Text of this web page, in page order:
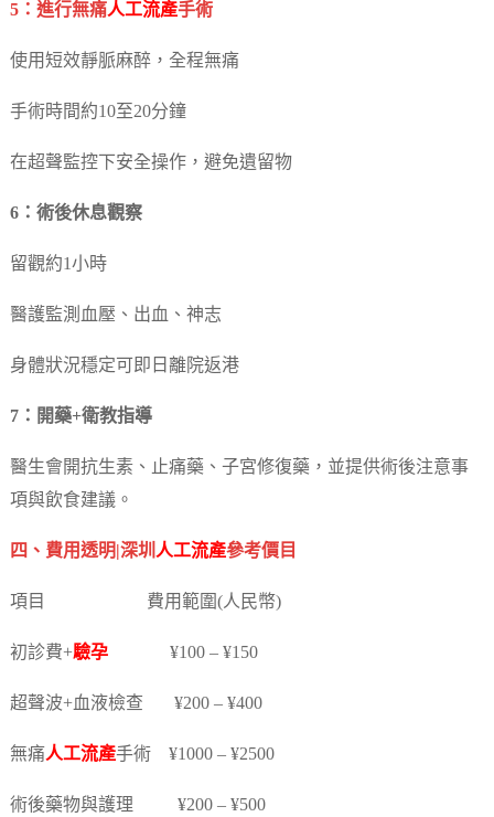
5：進行無痛人工流產手術
使用短效靜脈麻醉，全程無痛
手術時間約10至20分鐘
在超聲監控下安全操作，避免遺留物
6：術後休息觀察
留觀約1小時
醫護監測血壓、出血、神志
身體狀況穩定可即日離院返港
7：開藥+衛教指導
醫生會開抗生素、止痛藥、子宮修復藥，並提供術後注意事
項與飲食建議。
四、費用透明|深圳 人工流產參考價目
項目 費用範圍(人民幣)
初診費+驗孕¥100 – ¥150
超聲波+血液檢查 ¥200 – ¥400
無痛人工流產手術 ¥1000 – ¥2500
術後藥物與護理 ¥200 – ¥500